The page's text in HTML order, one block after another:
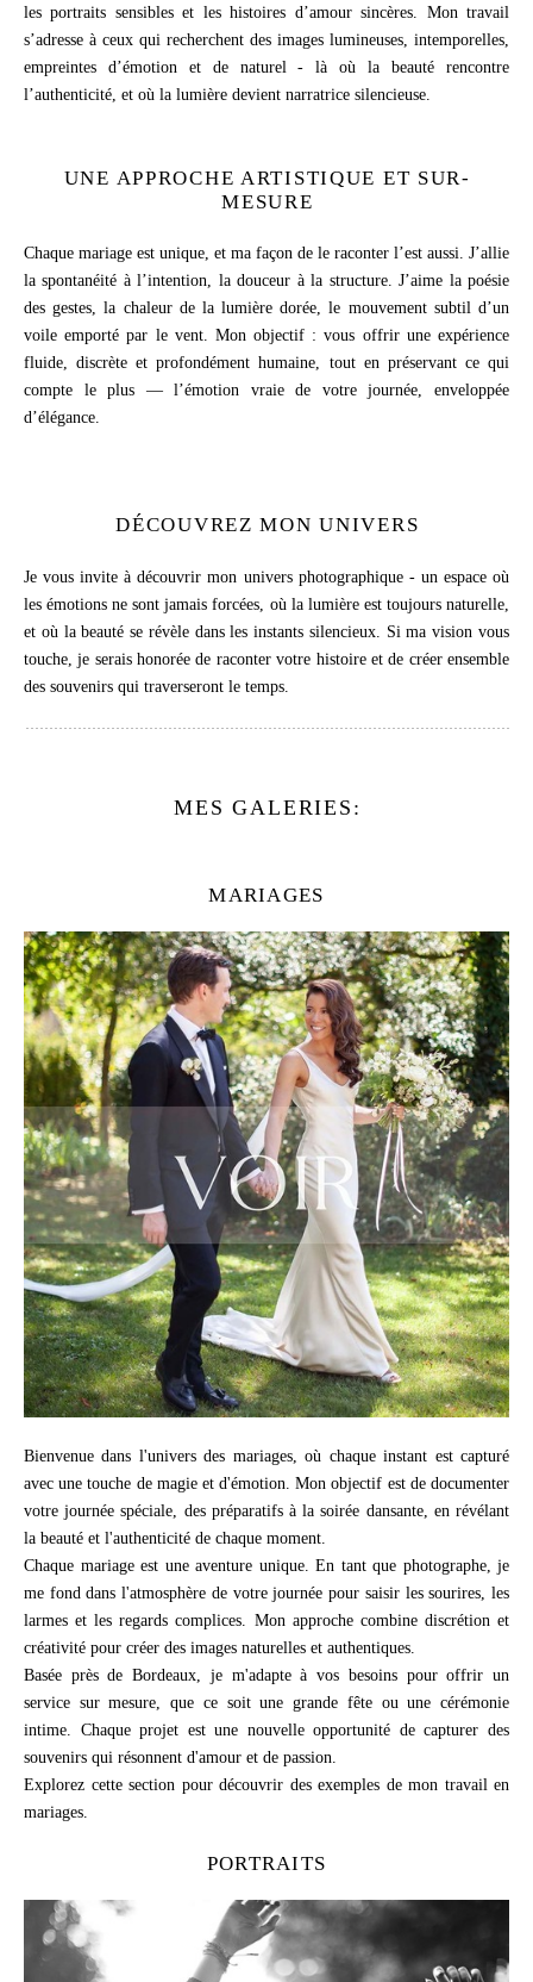
les portraits sensibles et les histoires d’amour sincères. Mon travail
s’adresse à ceux qui recherchent des images lumineuses, intemporelles,
empreintes d’émotion et de naturel - là où la beauté rencontre
l’authenticité, et où la lumière devient narratrice silencieuse.
UNE APPROCHE ARTISTIQUE ET SUR-
MESURE
Chaque mariage est unique, et ma façon de le raconter l’est aussi. J’allie
la spontanéité à l’intention, la douceur à la structure. J’aime la poésie
des gestes, la chaleur de la lumière dorée, le mouvement subtil d’un
voile emporté par le vent. Mon objectif : vous offrir une expérience
fluide, discrète et profondément humaine, tout en préservant ce qui
compte le plus — l’émotion vraie de votre journée, enveloppée
d’élégance.
DÉCOUVREZ MON UNIVERS
Je vous invite à découvrir mon univers photographique - un espace où
les émotions ne sont jamais forcées, où la lumière est toujours naturelle,
et où la beauté se révèle dans les instants silencieux. Si ma vision vous
touche, je serais honorée de raconter votre histoire et de créer ensemble
des souvenirs qui traverseront le temps.
MES GALERIES:
MARIAGES
Bienvenue dans l'univers des mariages, où chaque instant est capturé
avec une touche de magie et d'émotion. Mon objectif est de documenter
votre journée spéciale, des préparatifs à la soirée dansante, en révélant
la beauté et l'authenticité de chaque moment.
Chaque mariage est une aventure unique. En tant que photographe, je
me fond dans l'atmosphère de votre journée pour saisir les sourires, les
larmes et les regards complices. Mon approche combine discrétion et
créativité pour créer des images naturelles et authentiques.
Basée près de Bordeaux, je m'adapte à vos besoins pour offrir un
service sur mesure, que ce soit une grande fête ou une cérémonie
intime. Chaque projet est une nouvelle opportunité de capturer des
souvenirs qui résonnent d'amour et de passion.
Explorez cette section pour découvrir des exemples de mon travail en
mariages.
PORTRAITS